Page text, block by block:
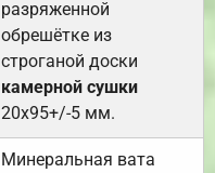
разряженной
обрешётке из
строганой доски
камерной сушки
20х95+/-5 мм.
Минеральная вата